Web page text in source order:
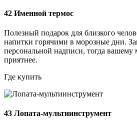
42 Именной термос
Полезный подарок для близкого
напитки горячими в морозные дни.
персональной надписи, тогда вашему
приятнее.
Где купить
43 Лопата-мультиинструмент